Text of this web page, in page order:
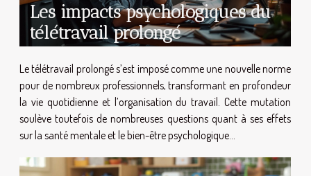
Les impacts psychologiques du
télétravail prolongé
Le télétravail prolongé s’est imposé comme une nouvelle norme
pour de nombreux professionnels, transformant en profondeur
la vie quotidienne et l’organisation du travail. Cette mutation
soulève toutefois de nombreuses questions quant à ses effets
sur la santé mentale et le bien-être psychologique...